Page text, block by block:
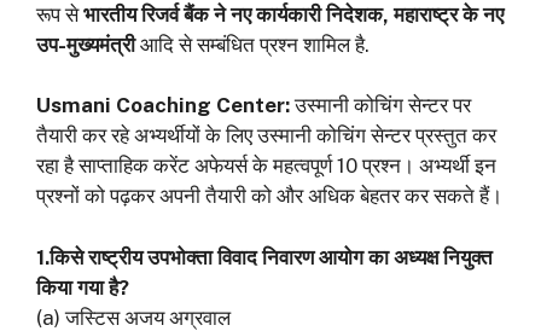
रूप सेभारतीय रिजर्व बैंक ने नए कार्यकारी निदेशक,महाराष्ट्र के नए
उप-मुख्यमंत्री आदि से सम्बंधित प्रश्न शामिल है.
Usmani Coaching Center:उस्‍मानी कोचिंग सेन्‍टर पर
तैयारी कर रहे अभ्‍यर्थीयों के लिए उस्‍मानी कोचिंग सेन्‍टर प्रस्‍तुत कर
रहा है साप्‍ताहिक करेंट अफेयर्स के महत्‍वपूर्ण 10 प्रश्‍न। अभ्‍यर्थी इन
प्रश्‍नों को पढ़कर अपनी तैयारी को और अधिक बेहतर कर सकते हैं।
1.किसे राष्ट्रीय उपभोक्ता विवाद निवारण आयोग का अध्यक्ष नियुक्त
किया गया है?
(a) जस्टिस अजय अग्रवाल